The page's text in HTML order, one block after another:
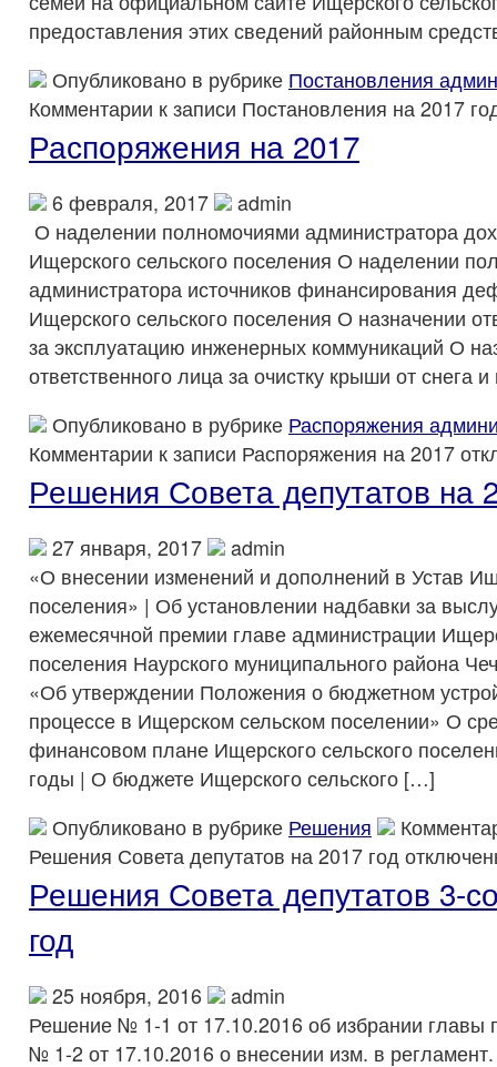
предоставления этих сведений районным
Опубликовано в рубрике Постановления
Комментарии к записи Постановления на 2017
Распоряжения на 2017
6 февраля, 2017
admin
О наделении полномочиями администратора
Ищерского сельского поселения О наделении
администратора источников финансирования
Ищерского сельского поселения О назначении
за эксплуатацию инженерных коммуникаций О
ответственного лица за очистку крыши от снега
Опубликовано в рубрике Распоряжения
Комментарии к записи Распоряжения на 2017
Решения Совета депутатов на
27 января, 2017
admin
«О внесении изменений и дополнений в Устав
поселения» | Об установлении надбавки за
ежемесячной премии главе администрации
поселения Наурского муниципального района
«Об утверждении Положения о бюджетном
процессе в Ищерском сельском поселении» О
финансовом плане Ищерского сельского
годы | О бюджете Ищерского сельского […]
Опубликовано в рубрике Решения
Решения Совета депутатов на 2017 год
Решения Совета депутатов 3-
год
25 ноября, 2016
admin
Решение № 1-1 от 17.10.2016 об избрании главы
№ 1-2 от 17.10.2016 о внесении изм. в